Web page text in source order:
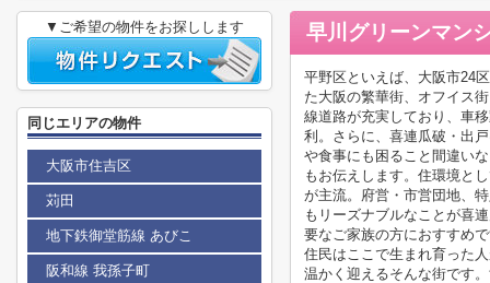
早川グリーンマン
平野区といえば、大阪市24
た大阪の繁華街、オフイス
線道路が充実しており、車
利。さらに、喜連瓜破・出
や食事にも困ること間違い
もお伝えします。住環境と
が主流。府営・市営団地、
もリーズナブルなことが喜
要なご家族の方におすすめ
住民はここで生まれ育った
温かく迎えるそんな街です
▼ご希望の物件をお探しします
同じエリアの物件
大阪市住吉区
苅田
地下鉄御堂筋線 あびこ
阪和線 我孫子町